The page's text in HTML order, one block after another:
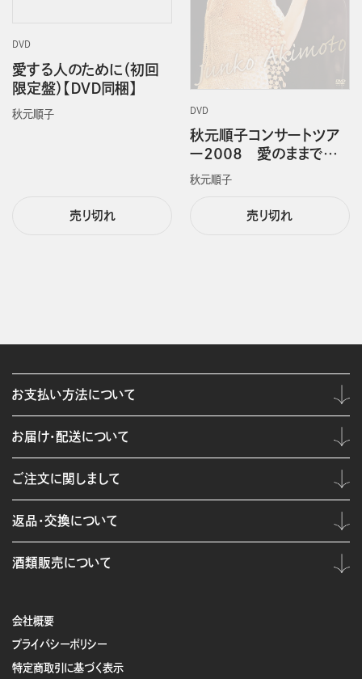
DVD
愛する人のために（初回
限定盤）【ＤＶＤ同梱】
秋元順子
売り切れ
DVD
秋元順子コンサートツア
ー２００８ 愛のままで…
秋元順子
売り切れ
会社概要
プライバシーポリシー
特定商取引に基づく表示
お支払い方法について
お届け・配送について
ご注文に関しまして
返品・交換について
酒類販売について